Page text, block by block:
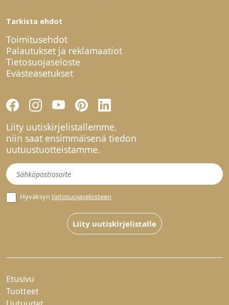
Tarkista ehdot
Toimitusehdot
Palautukset ja reklamaatiot
Tietosuojaseloste
Evästeasetukset
Liity uutiskirjelistallemme,
niin saat ensimmäisenä tiedon
uutuustuotteistamme.
Uutiskirje
Hyväksyn tietosuojaselosteen
Liity uutiskirjelistalle
Etusivu
Tuotteet